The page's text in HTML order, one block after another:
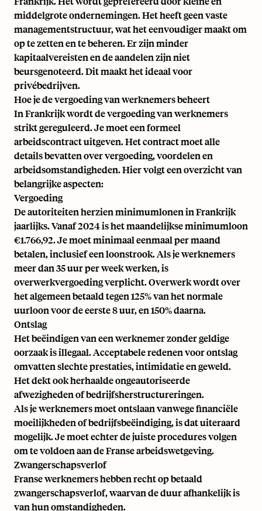
middelgrote ondernemingen. Het heeft geen vaste
managementstructuur, wat het eenvoudiger maakt om
op te zetten en te beheren. Er zijn minder
kapitaalvereisten en de aandelen zijn niet
beursgenoteerd. Dit maakt het ideaal voor
privébedrijven.
Hoe je de vergoeding van werknemers beheert
In Frankrijk wordt de vergoeding van werknemers
strikt gereguleerd. Je moet een formeel
arbeidscontract uitgeven. Het contract moet alle
details bevatten over vergoeding, voordelen en
arbeidsomstandigheden. Hier volgt een overzicht van
belangrijke aspecten:
Vergoeding
De autoriteiten herzienminimumlonen in Frankrijk
jaarlijks. Vanaf 2024 is het maandelijkse minimumloon
€1.766,92. Je moet minimaal eenmaal per maand
betalen, inclusief een loonstrook. Als je werknemers
meer dan 35 uur per week werken, is
overwerkvergoeding verplicht. Overwerk wordt over
het algemeen betaald tegen 125% van het normale
uurloon voor de eerste 8 uur, en 150% daarna.
Ontslag
Het beëindigen van een werknemer zonder geldige
oorzaak is illegaal. Acceptabele redenen voor ontslag
omvatten slechte prestaties, intimidatie en geweld.
Het dekt ook herhaalde ongeautoriseerde
afwezigheden of bedrijfsherstructureringen.
Als je werknemers moet ontslaan vanwege financiële
moeilijkheden of bedrijfsbeëindiging, is dat uiteraard
mogelijk. Je moet echter de juiste procedures volgen
om te voldoen aan de Franse arbeidswetgeving.
Zwangerschapsverlof
Franse werknemers hebben recht op betaald
zwangerschapsverlof, waarvan de duur afhankelijk is
van hun omstandigheden.